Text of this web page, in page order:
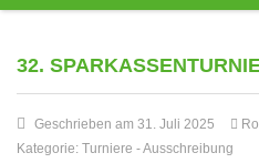
32.
Geschrieben am 31. Juli 2025
Kategorie: Turniere -Ausschreibung